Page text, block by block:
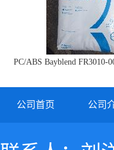
PC/ABS Bayblend FR3010-
公司首页 公司